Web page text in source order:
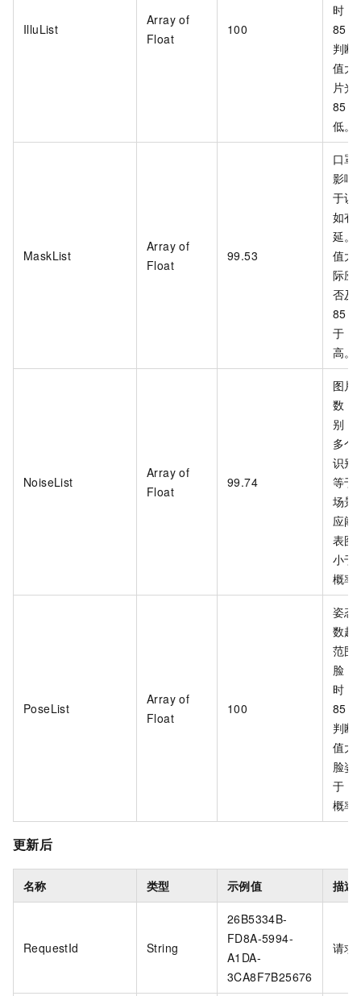
IlluList
Array of
Float
100
时，
85（
判断
值大
片光
85
低。
MaskList
Array of
Float
99.53
口罩
影响
于识
如有
延。
值大
际应
否及
85
于
高。
NoiseList
Array of
Float
99.74
图片
数，
别，
多个
识别
等于
场景
应阈
表图
小于
概率
PoseList
Array of
Float
100
姿态
数越
范围
脸，
时，
85（
判断
值大
脸姿
于
概率
更新后
名称 类型 示例值 描述
RequestId String
26B5334B-
FD8A-5994-
A1DA-
3CA8F7B25676
请求